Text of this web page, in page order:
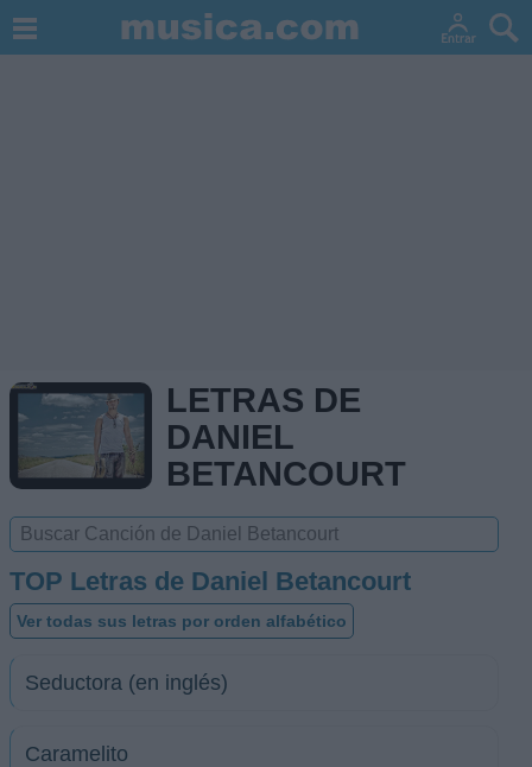
LETRAS DE
DANIEL
BETANCOURT
TOP Letras de Daniel Betancourt
Ver todas sus letras por orden alfabético
Seductora (en inglés)
Caramelito